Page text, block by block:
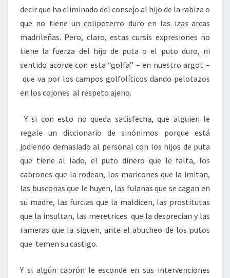
decir que ha eliminado del consejo al hijo de la rabiza o
que no tiene un colipoterro duro en las izasarcas
madrileñas. Pero, claro, estas cursis expresiones no
tiene la fuerza del hijo de puta o el puto duro, ni
sentido acorde con esta “golfa” – en nuestro argot –
que va por los campos golfolíticos dando pelotazos
en los cojones al respeto ajeno.
Y si con esto no queda satisfecha, que alguien le
regale un diccionario de sinónimos porque está
jodiendo demasiado al personal con los hijos de puta
que tiene al lado, el puto dinero que le falta, los
cabrones que la rodean, los maricones que la imitan,
las busconas que le huyen, las fulanas que se cagan en
su madre, las furcias que la maldicen, las prostitutas
que la insultan, las meretrices que la desprecian y las
rameras que la siguen, ante el abucheo de los putos
que temen su castigo.
Y si algún cabrón le esconde en sus intervenciones